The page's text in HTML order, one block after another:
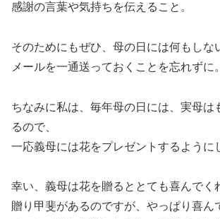
感謝の言葉や気持ちを伝えること。
そのためにもぜひ、母の日には何もしな
メールを一通送っておくことを忘れずに。
ちなみに私は、毎年母の日には、実母は
るので、
一応義母には花をプレゼントするように
幸い、義母は花を贈るととても喜んでく
贈り甲斐があるのですが、やっぱり喜ん